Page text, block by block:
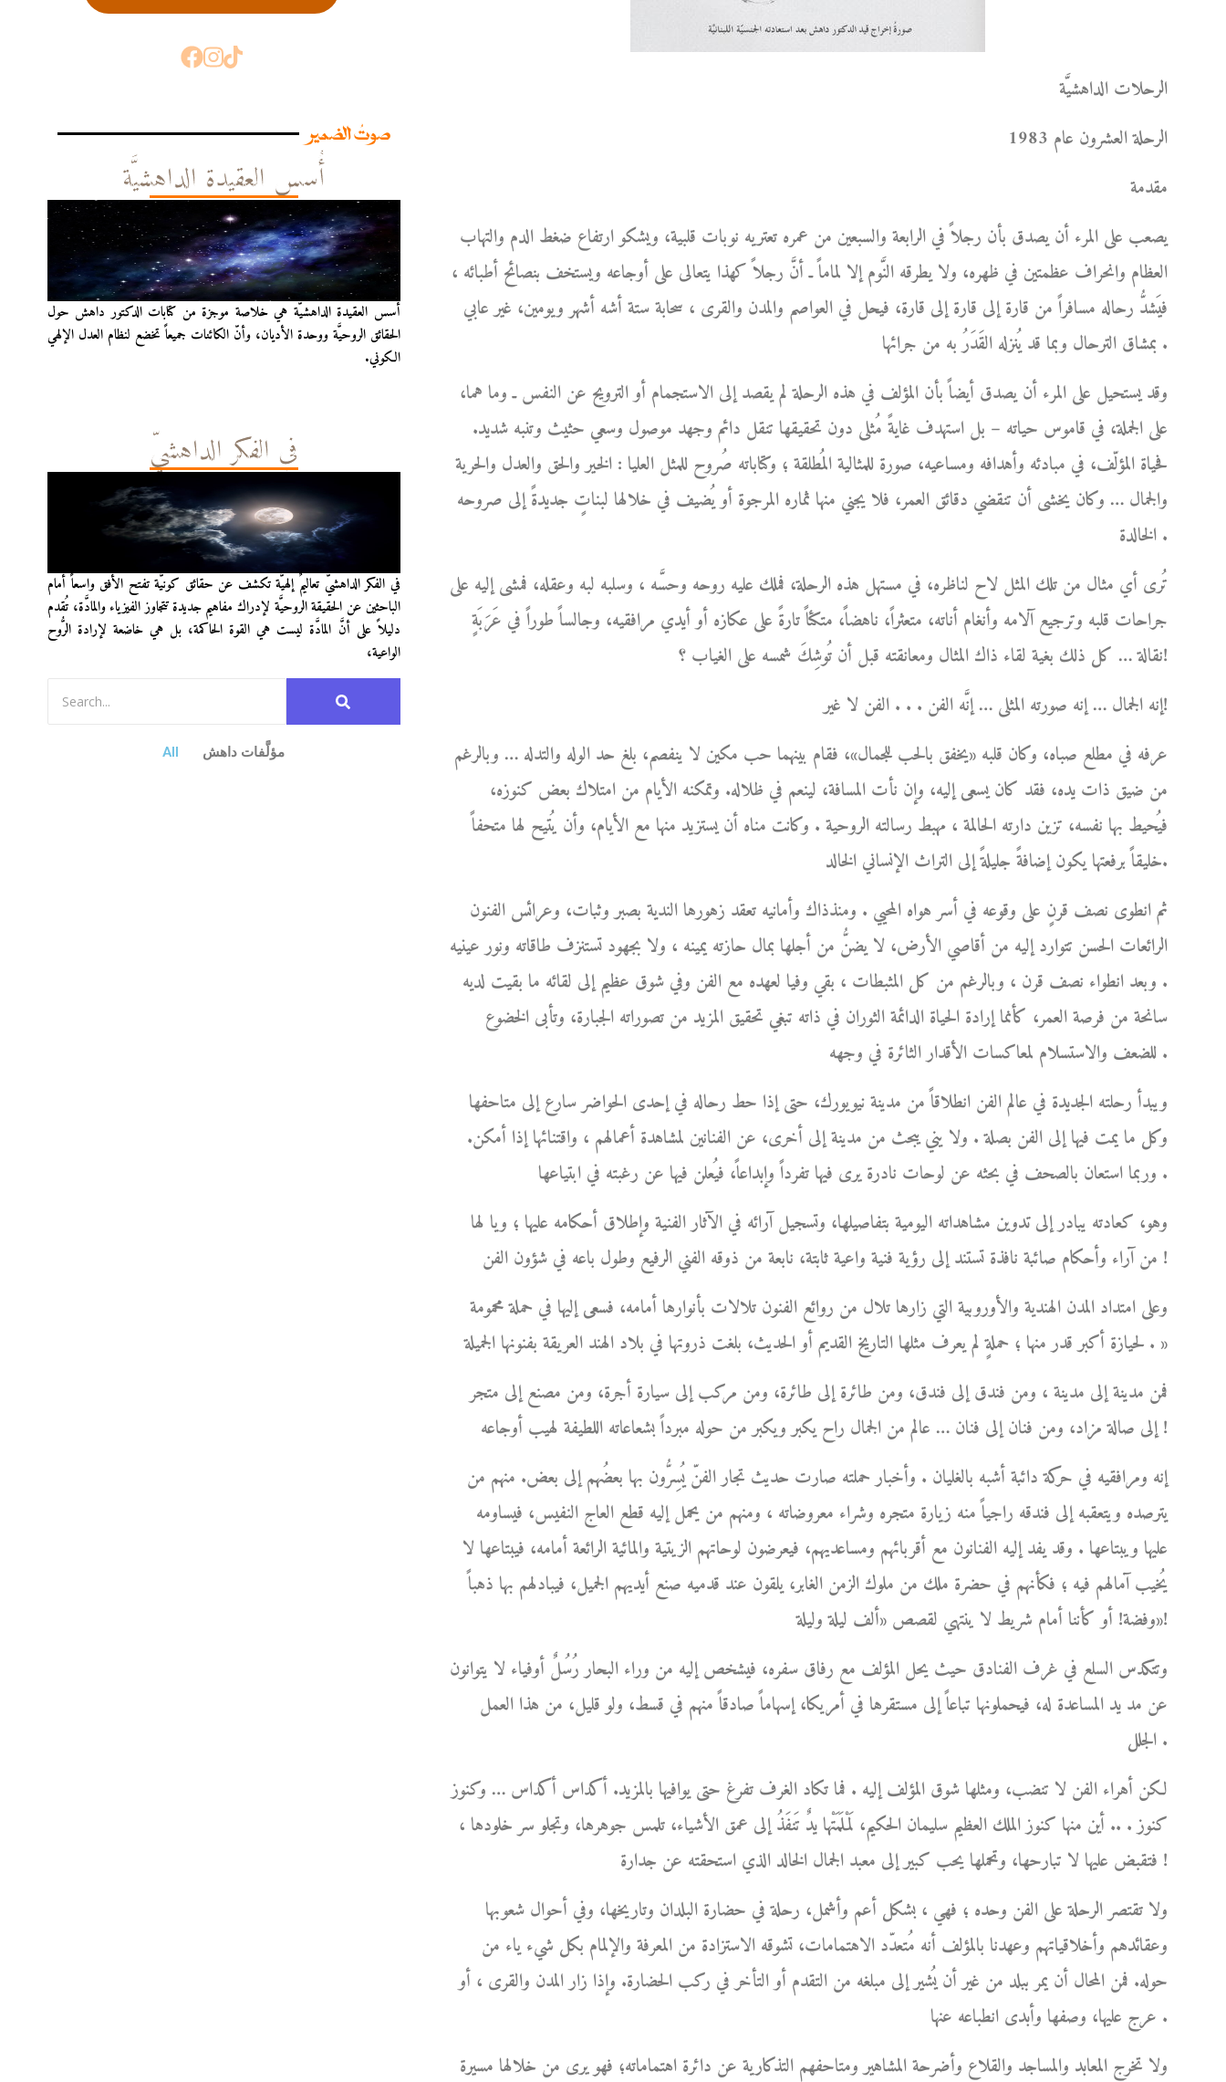
صوتُ الضمير
أُسس العقيدة الداهشيَّة
أُسس العقيدة الداهشيّة هي خلاصة موجزة من كتابات الدكتور داهش حول
الحقائق الروحيَّة ووحدة الأديان، وأنّ الكائنات جميعاً تخضع لنظام العدل الإلهي
الكوني.
في الفكر الداهشيّ
في الفكر الداهشيّ تعاليمٌ إلهيَّة تكشف عن حقائق كونيَّة تفتح الأفق واسعاً أمام
الباحثين عن الحقيقة الروحيَّة لإدراك مفاهيم جديدة تتجاوز الفيزياء والمادَّة، تُقدم
دليلاً على أنَّ المادَّة ليست هي القوة الحاكمة، بل هي خاضعة لإرادة الرُّوح
الواعية،
All مؤلَّفات داهش
الرحلات الداهشيَّة
الرحلة العشرون عام 1983
مقدمة
يصعب على المرء أن يصدق بأن رجلاً في الرابعة والسبعين من عمره تعتريه نوبات قلبية، ويشكو ارتفاع ضغط الدم والتهاب
العظام وانحراف عظمتين في ظهره، ولا يطرقه النَّوم إلا لماماً ـ أنَّ رجلاً كهذا يتعالى على أوجاعه ويستخف بنصائح أطبائه ،
فيَشدُّ رحاله مسافراً من قارة إلى قارة إلى قارة، فيحل في العواصم والمدن والقرى ، سحابة ستة أشه أشهر ويومين، غير عابي
بمشاق الترحال وبما قد يُنزله القَدَرُ به من جرائها .
وقد يستحيل على المرء أن يصدق أيضاً بأن المؤلف في هذه الرحلة لم يقصد إلى الاستجمام أو الترويح عن النفس ـ وما هما،
على الجملة، في قاموس حياته – بل استهدف غايةً مُثلى دون تحقيقها تنقل دائم وجهد موصول وسعي حثيث وتنبه شديد.
فحياة المؤلّف، في مبادئه وأهدافه ومساعيه، صورة للمثالية المُطلقة ؛ وكتاباته صُروح للمثل العليا : الخير والحق والعدل والحرية
والجمال … وكان يخشى أن تنقضي دقائق العمر، فلا يجني منها ثماره المرجوة أو يُضيف في خلالها لبناتٍ جديدةً إلى صروحه
الخالدة .
تُرى أي مثال من تلك المثل لاح لناظره، في مستهل هذه الرحلة، فملك عليه روحه وحسَّه ، وسلبه لبه وعقله، فمشى إليه على
جراحات قلبه وترجيع آلامه وأنغام أناته، متعثراً، ناهضاً، متكئاً تارةً على عكازه أو أيدي مرافقيه، وجالساً طوراً في عَرَبَةٍ
نقالة … كل ذلك بغية لقاء ذاك المثال ومعانقته قبل أن تُوشِكَ شمسه على الغياب ؟!
إنه الجمال … إنه صورته المثلى … إنَّه الفن . . . الفن لا غير!
عرفه في مطلع صباه، وكان قلبه «يخفق بالحب للجمال»، فقام بينهما حب مكين لا ينفصم، بلغ حد الوله والتدله … وبالرغم
من ضيق ذات يده، فقد كان يسعى إليه، وإن نأت المسافة، لينعم في ظلاله. وتمكنه الأيام من امتلاك بعض كنوزه،
فيُحيط بها نفسه، تزين دارته الحالمة ، مهبط رسالته الروحية . وكانت مناه أن يستزيد منها مع الأيام، وأن يُتيح لها متحفاً
خليقاً برفعتها يكون إضافةً جليلةً إلى التراث الإنساني الخالد.
ثم انطوى نصف قرنٍ على وقوعه في أسر هواه المحيي . ومنذذاك وأمانيه تعقد زهورها الندية بصبر وثبات، وعرائس الفنون
الرائعات الحسن تتوارد إليه من أقاصي الأرض، لا يضنُّ من أجلها بمال حازته يمينه ، ولا بجهود تستنزف طاقاته ونور عينيه
. وبعد انطواء نصف قرن ، وبالرغم من كل المثبطات ، بقي وفيا لعهده مع الفن وفي شوق عظيم إلى لقائه ما بقيت لديه
سانحة من فرصة العمر، كأنما إرادة الحياة الدائمة الثوران في ذاته تبغي تحقيق المزيد من تصوراته الجبارة، وتأبى الخضوع
للضعف والاستسلام لمعاكسات الأقدار الثائرة في وجهه .
ويبدأ رحلته الجديدة في عالم الفن انطلاقاً من مدينة نيويورك، حتى إذا حط رحاله في إحدى الحواضر سارع إلى متاحفها
وكل ما يمت فيها إلى الفن بصلة . ولا يني يبحث من مدينة إلى أخرى، عن الفنانين لمشاهدة أعمالهم ، واقتنائها إذا أمكن.
وربما استعان بالصحف في بحثه عن لوحات نادرة يرى فيها تفرداً وإبداعاً، فيُعلن فيها عن رغبته في ابتياعها .
وهو، كعادته يبادر إلى تدوين مشاهداته اليومية بتفاصيلها، وتسجيل آرائه في الآثار الفنية وإطلاق أحكامه عليها ؛ ويا لها
من آراء وأحكام صائبة نافذة تستند إلى رؤية فنية واعية ثابتة، نابعة من ذوقه الفني الرفيع وطول باعه في شؤون الفن !
وعلى امتداد المدن الهندية والأوروبية التي زارها تلال من روائع الفنون تلالات بأنوارها أمامه، فسعى إليها في حملة محمومة
لحيازة أكبر قدر منها ؛ حملةٍ لم يعرف مثلها التاريخ القديم أو الحديث، بلغت ذروتها في بلاد الهند العريقة بفنونها الجميلة . »
فمن مدينة إلى مدينة ، ومن فندق إلى فندق، ومن طائرة إلى طائرة، ومن مركب إلى سيارة أجرة، ومن مصنع إلى متجر
إلى صالة مزاد، ومن فنان إلى فنان … عالم من الجمال راح يكبر ويكبر من حوله مبرداً بشعاعاته اللطيفة لهيب أوجاعه !
إنه ومرافقيه في حركة دائبة أشبه بالغليان . وأخبار حملته صارت حديث تجار الفنّ يُسِرُّون بها بعضُهم إلى بعض. منهم من
يترصده ويتعقبه إلى فندقه راجياً منه زيارة متجره وشراء معروضاته ، ومنهم من يحمل إليه قطع العاج النفيس، فيساومه
عليها ويبتاعها . وقد يفد إليه الفنانون مع أقربائهم ومساعديهم، فيعرضون لوحاتهم الزيتية والمائية الرائعة أمامه، فيبتاعها لا
يُخيب آمالهم فيه ؛ فكأنهم في حضرة ملك من ملوك الزمن الغابر، يلقون عند قدميه صنع أيديهم الجميل، فيبادلهم بها ذهباً
وفضة! أو كأننا أمام شريط لا ينتهي لقصص «ألف ليلة وليلة»!
وتتكدس السلع في غرف الفنادق حيث يحل المؤلف مع رفاق سفره، فيشخص إليه من وراء البحار رُسُلٌ أوفياء لا يتوانون
عن مد يد المساعدة له، فيحملونها تباعاً إلى مستقرها في أمريكا، إسهاماً صادقاً منهم في قسط، ولو قليل، من هذا العمل
الجلل .
لكن أهراء الفن لا تنضب، ومثلها شوق المؤلف إليه . فما تكاد الغرف تفرغ حتى يوافيها بالمزيد. أكداس أكداس … وكنوز
كنوز . .. أين منها كنوز الملك العظيم سليمان الحكيم، لَمْلَمَتْها يدٌ تَنفَذُ إلى عمق الأشياء، تلمس جوهرها، وتجلو سر خلودها ،
فتقبض عليها لا تبارحها، وتحملها يحب كبير إلى معبد الجمال الخالد الذي استحقته عن جدارة !
ولا تقتصر الرحلة على الفن وحده ؛ فهي ، بشكل أعم وأشمل، رحلة في حضارة البلدان وتاريخها، وفي أحوال شعوبها
وعقائدهم وأخلاقياتهم وعهدنا بالمؤلف أنه مُتعدّد الاهتمامات، تشوقه الاستزادة من المعرفة والإلمام بكل شيء ياء من
حوله. فمن المحال أن يمر ببلد من غير أن يُشير إلى مبلغه من التقدم أو التأخر في ركب الحضارة. وإذا زار المدن والقرى ، أو
عرج عليها، وصفها وأبدى انطباعه عنها .
ولا تخرج المعابد والمساجد والقلاع وأضرحة المشاهير ومتاحفهم التذكارية عن دائرة اهتماماته؛ فهو يرى من خلالها مسيرة